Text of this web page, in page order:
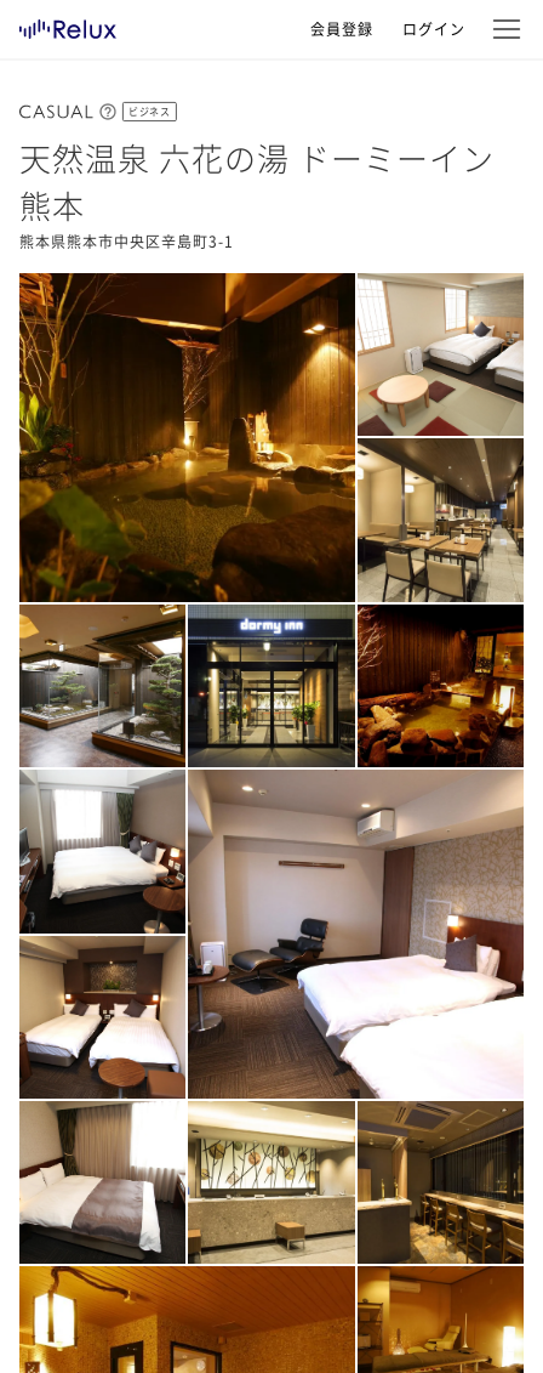
会員登録 ログイン
ビジネス
天然温泉 六花の湯 ドーミーイン
熊本
熊本県熊本市中央区辛島町3-1